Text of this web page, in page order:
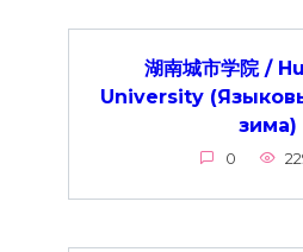
湖南城市学院 /
University
зима)
0